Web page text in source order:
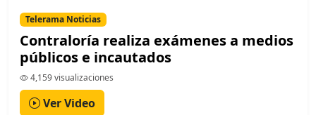
Telerama Noticias
Contraloría realiza exámenes a medios
públicos e incautados
4,159 visualizaciones
Ver Video